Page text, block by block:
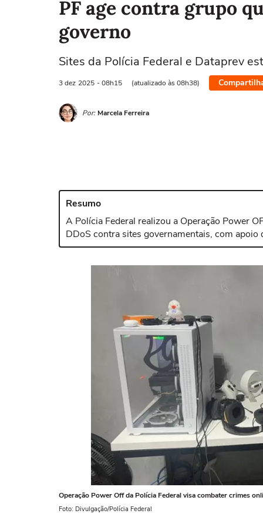
PF age contra grupo
governo
Sites da Polícia Federal e Dataprev
3 dez 2025 - 08h15 (atualizado às 08h38)
Por: Marcela Ferreira
Resumo
A Polícia Federal realizou a Operação Power
DDoS contra sites governamentais, com
Operação Power Off da Polícia Federal visa combater crimes
Foto: Divulgação/Polícia Federal